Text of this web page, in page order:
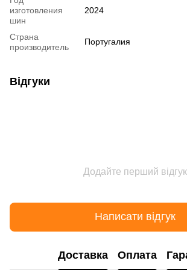
изготовления
шин
2024
Страна
производитель
Португалия
Відгуки
Додайте перший відгук
Написати відгук
Доставка Оплата